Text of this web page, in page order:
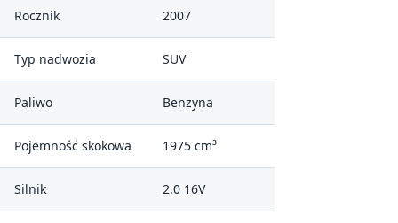
Rocznik 2007
Typ nadwozia SUV
Paliwo Benzyna
Pojemność skokowa 1975 cm³
Silnik 2.0 16V